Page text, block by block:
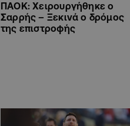
ΠΑΟΚ: Χειρουργήθηκε ο
Σαρρής – Ξεκινά ο δρόμος
της επιστροφής